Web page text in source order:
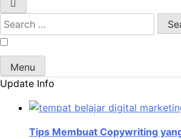
Search
for:
Menu
Update Info
Tips Membuat Copywriting